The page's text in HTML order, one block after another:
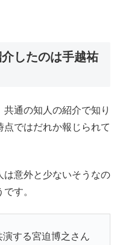
したのは手越祐
通の知人の紹介で知り
ではだれか報じられて
は意外と少ないそうなの
す。
演する宮迫博之さん